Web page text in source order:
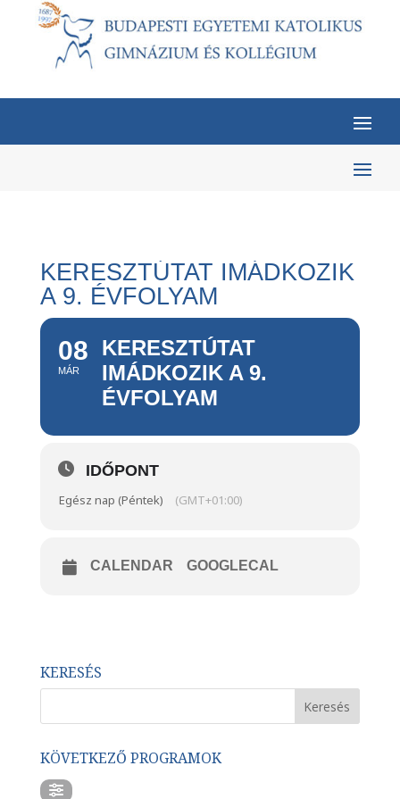
KERESZTÚTAT IMÁDKOZIK
A 9. ÉVFOLYAM
08
MÁR
KERESZTÚTAT
IMÁDKOZIK A 9.
ÉVFOLYAM
IDŐPONT
Egész nap (Péntek) (GMT+01:00)
CALENDAR GOOGLECAL
KERESÉS
KÖVETKEZŐ PROGRAMOK